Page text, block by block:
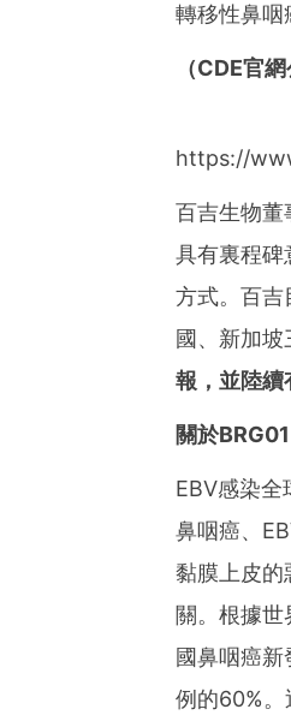
轉移性鼻咽
（CDE官
https://
百吉生物董
具有裏程碑
方式。百吉
國、新加坡
報，並陸續
關於BRG01
EBV感染
鼻咽癌、
黏膜上皮的
關。根據
國鼻咽癌
例的60%。